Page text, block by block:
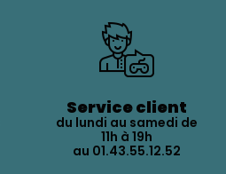
Service client
du lundi au samedi de
11h à 19h
au 01.43.55.12.52